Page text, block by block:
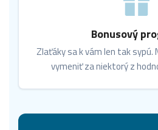
Bonusový
Zlaťáky sa k vám len tak sypú.
vymeniť za niektorý z